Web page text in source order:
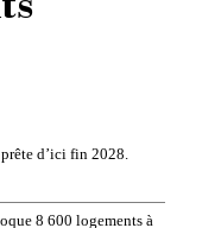
d’ici fin 2028.
8 600 logements à